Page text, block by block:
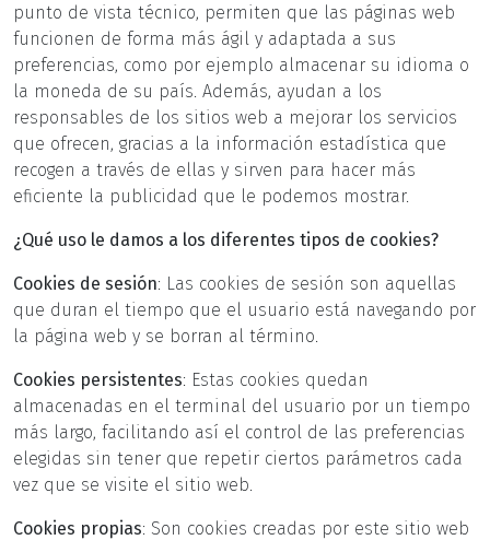
punto de vista técnico, permiten que las páginas web
funcionen de forma más ágil y adaptada a sus
preferencias, como por ejemplo almacenar su idioma o
la moneda de su país. Además, ayudan a los
responsables de los sitios web a mejorar los servicios
que ofrecen, gracias a la información estadística que
recogen a través de ellas y sirven para hacer más
eficiente la publicidad que le podemos mostrar.
¿Qué uso le damos a los diferentes tipos de cookies?
Cookies de sesión: Las cookies de sesión son aquellas
que duran el tiempo que el usuario está navegando por
la página web y se borran al término.
Cookies persistentes: Estas cookies quedan
almacenadas en el terminal del usuario por un tiempo
más largo, facilitando así el control de las preferencias
elegidas sin tener que repetir ciertos parámetros cada
vez que se visite el sitio web.
Cookies propias: Son cookies creadas por este sitio web